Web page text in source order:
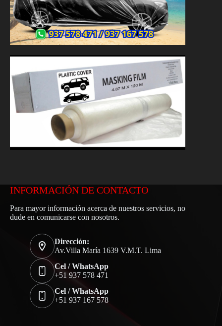
INFORMACIÓN DE CONTACTO
Para mayor información acerca de nuestros servicios, no
dude en comunicarse con nosotros.
Dirección:
Av.Villa María 1639 V.M.T. Lima
Cel / WhatsApp
+51 937 578 471
Cel / WhatsApp
+51 937 167 578